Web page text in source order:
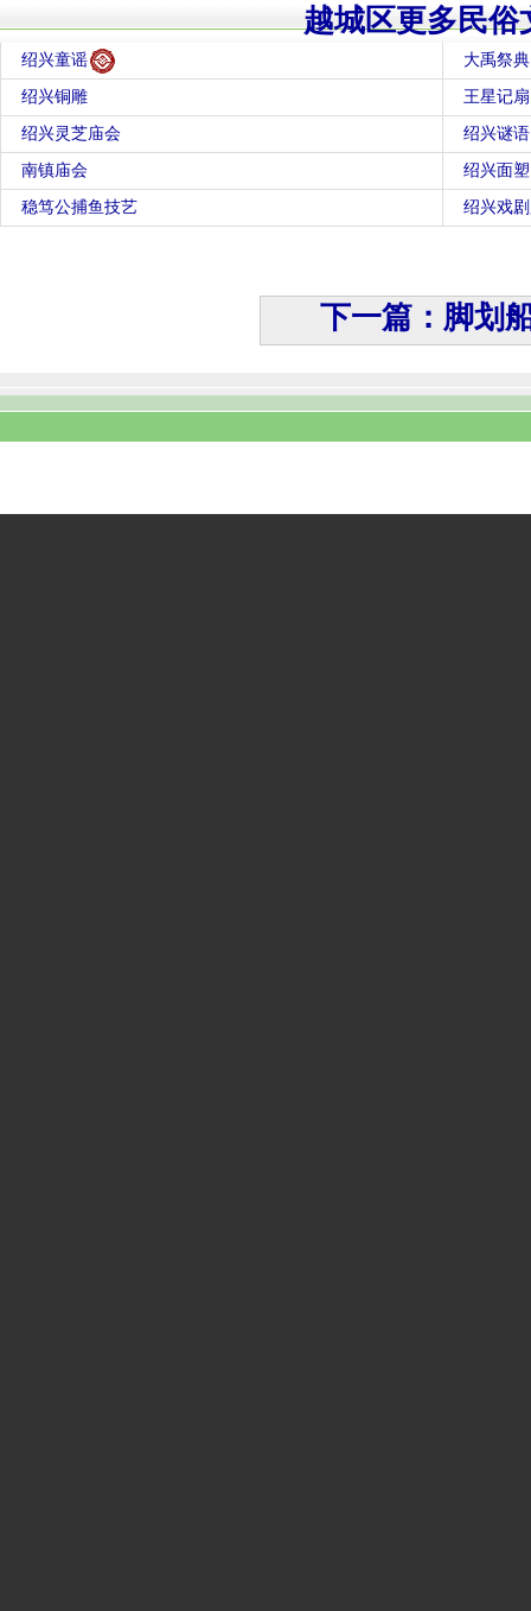
越城区更多民俗
绍兴童谣 大禹祭典
绍兴铜雕 王星记扇
绍兴灵芝庙会 绍兴谜语
南镇庙会 绍兴面塑
稳笃公捕鱼技艺 绍兴戏
下一篇：脚划